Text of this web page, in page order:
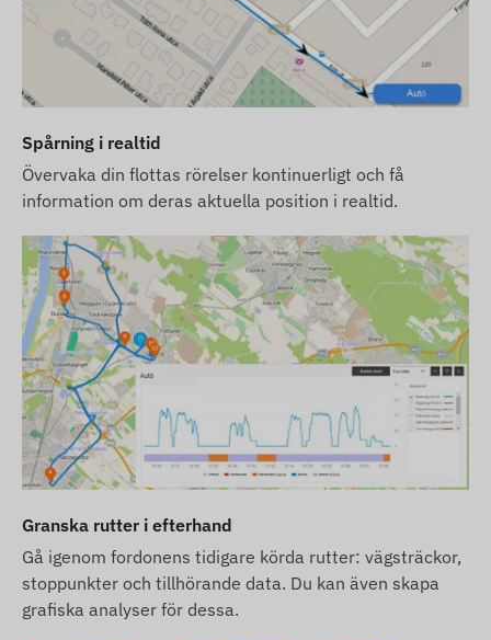
– du behöver inte vidta några åtgärder gällande
detta.
Vid programvaruprenumeration: om du förutom e-
programvaras SMS-larmtjänst, vänligen köp även
ett SMS-kreditpaket i vår webbutik.
Enhetsbeskrivningarna och bilderna på
webbplatsen är baserade på information
publicerad av tillverkaren, som inte alltid är
korrekt eller felfri. Tillverkaren förbehåller sig
rätten att ändra vissa parametre eller
förpackningar av produkten utan föregående
meddelande – uppdateringen av data relaterade
till dessa på vår webbplats sker efter upptäckt och
utvärdering av ändringarna.
Spårning i realtid
Övervaka din flottas rörelser kontinuerligt och få
information om deras aktuella position i realtid.
Granska rutter i efterhand
Gå igenom fordonens tidigare körda rutter: vägsträckor,
stoppunkter och tillhörande data. Du kan även skapa
grafiska analyser för dessa.